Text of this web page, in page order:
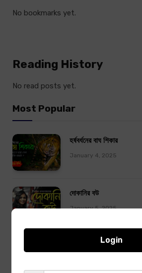
No bookmarks yet.
Reading History
No read posts yet.
Most Popular
হর্ষবর্ধনের বাঘ শিকার
January 4, 2025
দোকানির বউ
January 5, 2025
মানবজমিন – শীর্ষেন্দু মুখোপাধ্যায়
Login